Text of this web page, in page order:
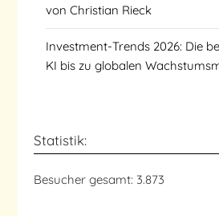
von Christian Rieck
Investment-Trends 2026: Die
KI bis zu globalen
Statistik:
Besucher gesamt: 3.873